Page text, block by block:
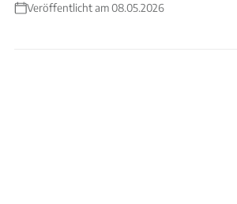
Veröffentlicht am 08.05.2026